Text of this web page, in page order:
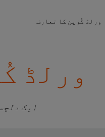
ورلڈ کُزین کا تعارف
ورلڈ
ایک